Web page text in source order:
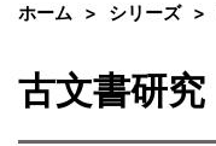
ホーム シリーズ
古文書研究